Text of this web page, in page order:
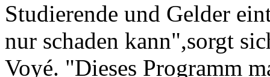
Studierende und Gelder
nur schaden kann",sorgt
Voyé. "Dieses Programm